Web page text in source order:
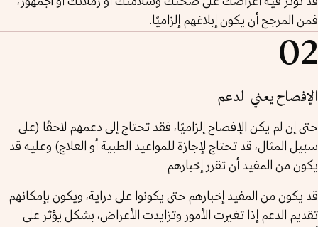
فمن المرجح أن يكون إبلاغهم إلزاميًا.
02
الإفصاح يعني الدعم
حتى إن لم يكن الإفصاح إلزاميًا، فقد تحتاج إلى دعمهم لاحقًا (على
سبيل المثال، قد تحتاج لإجازة للمواعيد الطبية أو العلاج) وعليه قد
يكون من المفيد أن تقرر إخبارهم.
قد يكون من المفيد إخبارهم حتى يكونوا على دراية، ويكون بإمكانهم
تقديم الدعم إذا تغيرت الأمور وتزايدت الأعراض، بشكل يؤثر على